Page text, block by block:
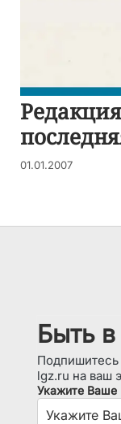
01.01.2007
Быть
Подпишитесь
lgz.ru на ваш
Укажите Ваше